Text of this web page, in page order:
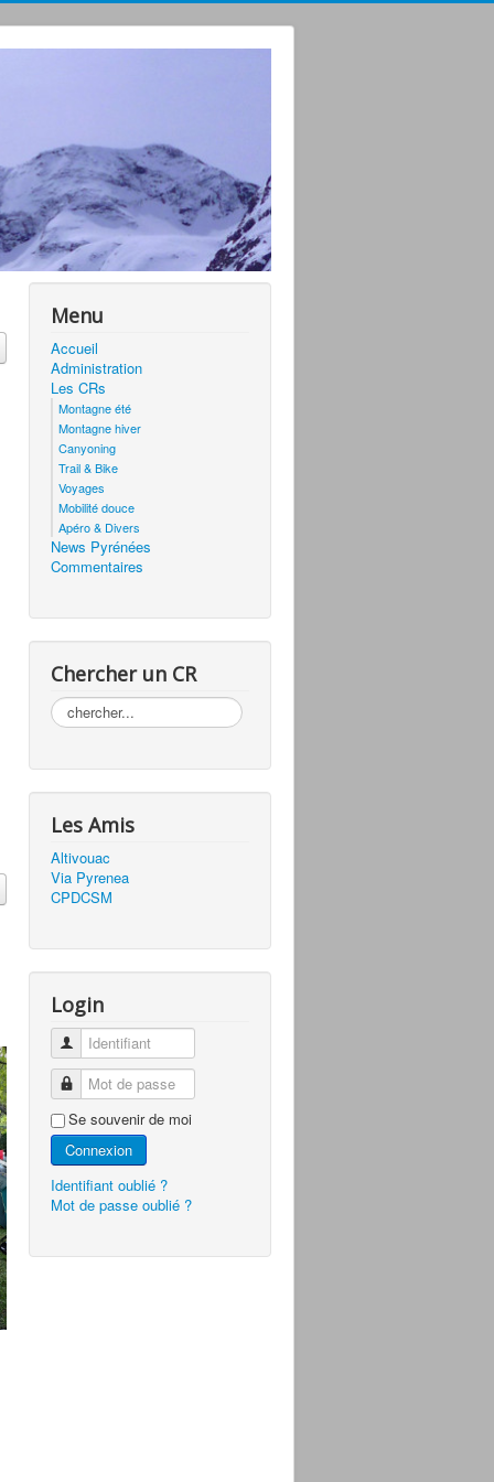
Menu
Accueil
Administration
Les CRs
Montagne été
Montagne hiver
Canyoning
Trail & Bike
Voyages
Mobilité douce
Apéro & Divers
News Pyrénées
Commentaires
Chercher un CR
Rechercher
Les Amis
Altivouac
Via Pyrenea
CPDCSM
Login
Identifiant
Mot de passe
Se souvenir de moi
Connexion
Identifiant oublié ?
Mot de passe oublié ?